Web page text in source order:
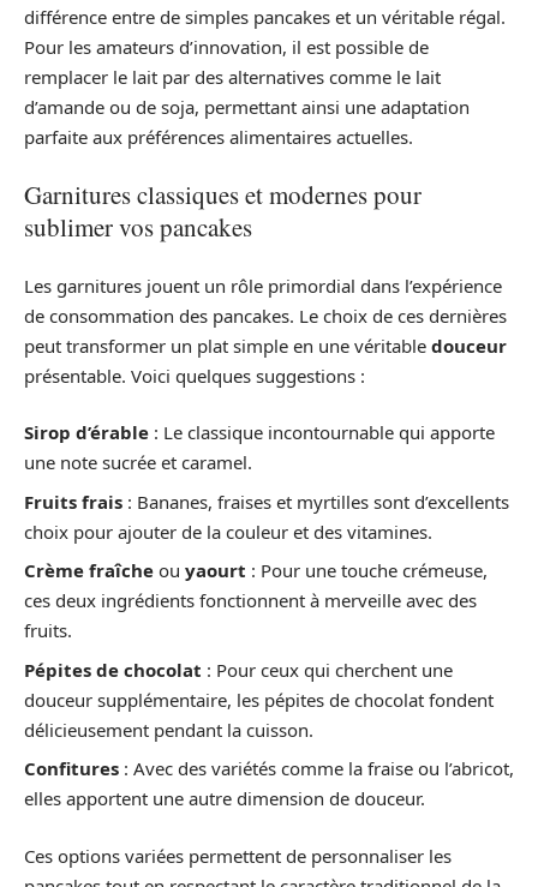
différence entre de simples pancakes et un véritable régal.
Pour les amateurs d’innovation, il est possible de
remplacer le lait par des alternatives comme le lait
d’amande ou de soja, permettant ainsi une adaptation
parfaite aux préférences alimentaires actuelles.
Garnitures classiques et modernes pour
sublimer vos pancakes
Les garnitures jouent un rôle primordial dans l’expérience
de consommation des pancakes. Le choix de ces dernières
peut transformer un plat simple en une véritable douceur
présentable. Voici quelques suggestions :
Sirop d’érable : Le classique incontournable qui apporte
une note sucrée et caramel.
Fruits frais : Bananes, fraises et myrtilles sont d’excellents
choix pour ajouter de la couleur et des vitamines.
Crème fraîche ou yaourt : Pour une touche crémeuse,
ces deux ingrédients fonctionnent à merveille avec des
fruits.
Pépites de chocolat : Pour ceux qui cherchent une
douceur supplémentaire, les pépites de chocolat fondent
délicieusement pendant la cuisson.
Confitures : Avec des variétés comme la fraise ou l’abricot,
elles apportent une autre dimension de douceur.
Ces options variées permettent de personnaliser les